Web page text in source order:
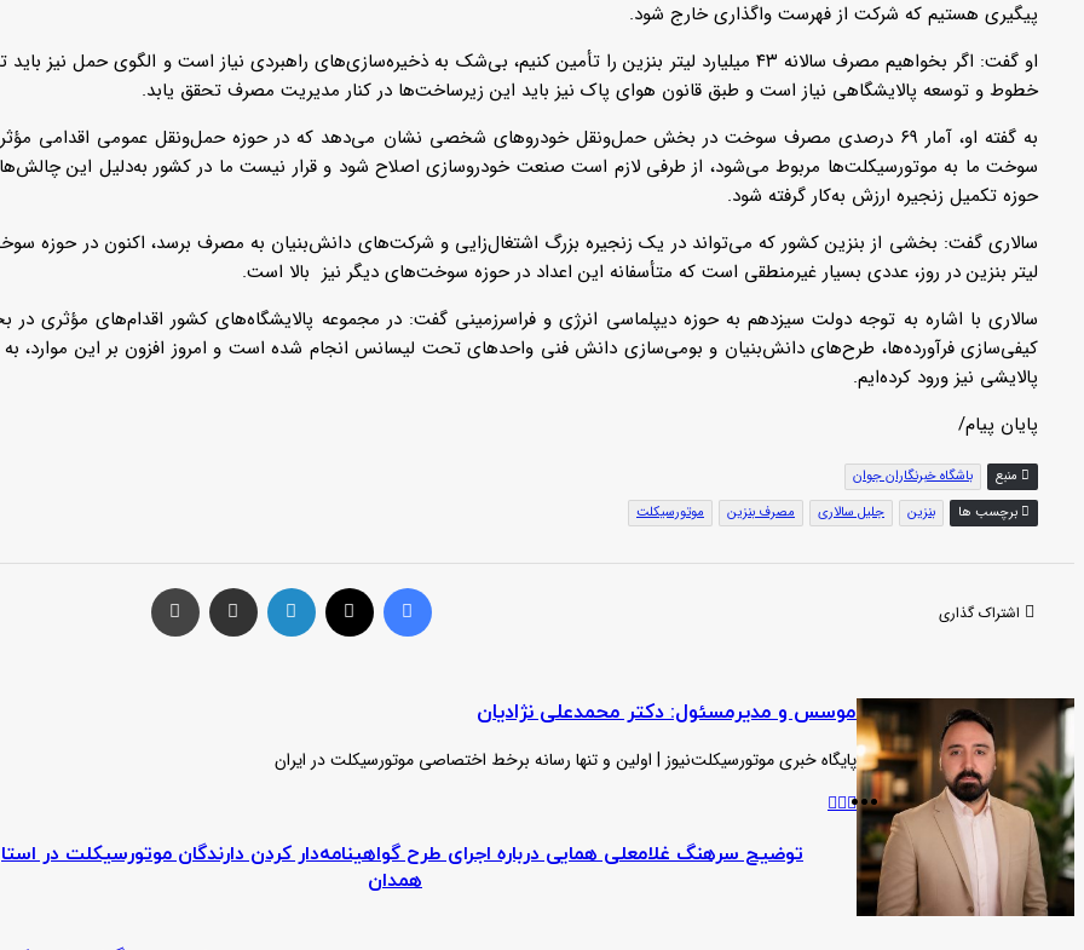
پیگیری هستیم که شرکت از فهرست واگذاری خارج شود.
او گفت: اگر بخواهیم مصرف سالانه ۴۳ میلیارد لیتر بنزین را تأمین کنیم، بی‌شک به ذخیره‌سازی‌های راهبردی نیاز است و
خطوط و توسعه پالایشگاهی نیاز است و طبق قانون هوای پاک نیز باید این زیرساخت‌ها در کنار مدیریت مصرف تحقق یابد.
سوخت ما به موتورسیکلت‌ها مربوط می‌شود، از طرفی لازم است صنعت خودروسازی اصلاح شود و قرار نیست ما در کشور به‌دلیل این چالش‌ها
حوزه تکمیل زنجیره ارزش به‌کار گرفته شود.
لیتر بنزین در روز، عددی بسیار غیرمنطقی است که متأسفانه این اعداد در حوزه سوخت‌های دیگر نیز بالا است.
سالاری با اشاره به توجه دولت سیزدهم به حوزه دیپلماسی انرژی و فراسرزمینی گفت: در مجموعه پالایشگاه‌های کشور اقدام‌های
کیفی‌سازی فرآورده‌ها، طرح‌های دانش‌بنیان و بومی‌سازی دانش فنی واحد‌های تحت لیسانس انجام شده است و امروز افزون بر این
پالایشی نیز ورود کرده‌ایم.
پایان پیام/
منبع
باشگاه خبرنگاران جوان
برچسب ها
بنزین جلیل سالاری مصرف بنزین موتورسیکلت
اشتراک گذاری
فیس بوک لینکدین اشتراک گذاری از طریق ایمیل
موسس و مدیرمسئول: دکتر محمدعلی نژادیان
پایگاه خبری موتورسیکلت‌نیوز | اولین و تنها رسانه برخط اختصاصی موتورسیکلت در ایران
وبسایت
لینکدین
سرهنگ
توضیح سرهنگ غلامعلی همایی درباره اجرای طرح گواهینامه‌دار کردن دارندگان موتورسیکلت در
همدان